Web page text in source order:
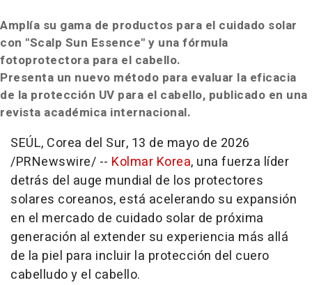
Amplía su gama de productos para el cuidado solar
con "Scalp Sun Essence" y una fórmula
fotoprotectora para el cabello.
Presenta un nuevo método para evaluar la eficacia
de la protección UV para el cabello, publicado en una
revista académica internacional.
SEÚL, Corea del Sur, 13 de mayo de 2026
/PRNewswire/ -- Kolmar Korea, una fuerza líder
detrás del auge mundial de los protectores
solares coreanos, está acelerando su expansión
en el mercado de cuidado solar de próxima
generación al extender su experiencia más allá
de la piel para incluir la protección del cuero
cabelludo y el cabello.